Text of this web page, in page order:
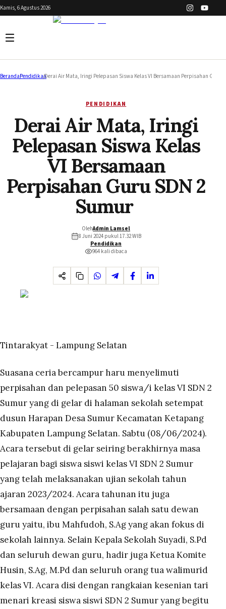
Kamis, 6 Agustus 2026
Beranda/Pendidikan
/Derai Air Mata, Iringi Pelepasan Siswa Kelas VI Bersamaan Perpisahan Guru
PENDIDIKAN
Derai Air Mata, Iringi
Pelepasan Siswa Kelas
VI Bersamaan
Perpisahan Guru SDN 2
Sumur
OlehAdmin Lamsel
8 Juni 2024 pukul 17.32WIB
Pendidikan
964 kali dibaca
Tintarakyat - Lampung Selatan
Suasana ceria bercampur haru menyelimuti
perpisahan dan pelepasan 50 siswa/i kelas VI SDN 2
Sumur yang di gelar di halaman sekolah setempat
dusun Harapan Desa Sumur Kecamatan Ketapang
Kabupaten Lampung Selatan. Sabtu (08/06/2024).
Acara tersebut di gelar seiringberakhirnyamasa
pelajaran bagi siswa siswi kelas VI SDN 2 Sumur
yang telah melaksanakan ujian sekolah tahun
ajaran 2023/2024. Acara tahunan itu juga
bersamaan dengan perpisahan salah satu dewan
guru yaitu, ibu Mahfudoh, S.Ag yang akan fokus di
sekolah lainnya. Selain Kepala Sekolah Suyadi, S.Pd
dan seluruh dewan guru, hadir juga Ketua Komite
Husin, S.Ag, M.Pd dan seluruh orang tua walimurid
kelas VI. Acara disi dengan rangkaian kesenian tari
menari kreasi siswa siswi SDN 2 Sumur yang begitu